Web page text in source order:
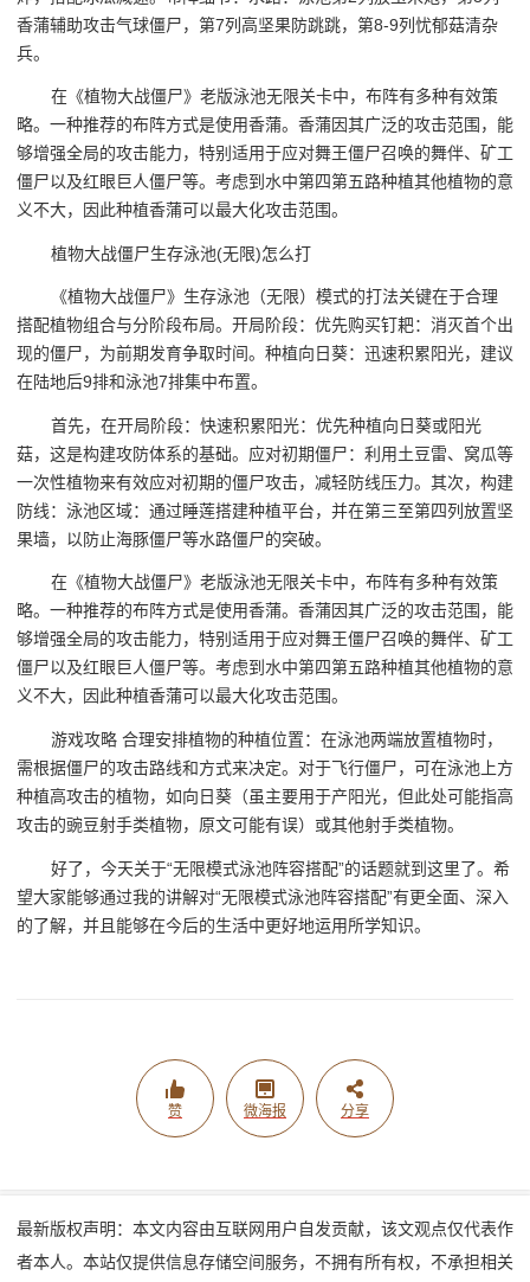
香蒲辅助攻击气球僵尸，第7列高坚果防跳跳，第8-9列忧郁菇清杂
兵。
在《植物大战僵尸》老版泳池无限关卡中，布阵有多种有效策
略。一种推荐的布阵方式是使用香蒲。香蒲因其广泛的攻击范围，能
够增强全局的攻击能力，特别适用于应对舞王僵尸召唤的舞伴、矿工
僵尸以及红眼巨人僵尸等。考虑到水中第四第五路种植其他植物的意
义不大，因此种植香蒲可以最大化攻击范围。
植物大战僵尸生存泳池(无限)怎么打
《植物大战僵尸》生存泳池（无限）模式的打法关键在于合理
搭配植物组合与分阶段布局。开局阶段：优先购买钉耙：消灭首个出
现的僵尸，为前期发育争取时间。种植向日葵：迅速积累阳光，建议
在陆地后9排和泳池7排集中布置。
首先，在开局阶段：快速积累阳光：优先种植向日葵或阳光
菇，这是构建攻防体系的基础。应对初期僵尸：利用土豆雷、窝瓜等
一次性植物来有效应对初期的僵尸攻击，减轻防线压力。其次，构建
防线：泳池区域：通过睡莲搭建种植平台，并在第三至第四列放置坚
果墙，以防止海豚僵尸等水路僵尸的突破。
在《植物大战僵尸》老版泳池无限关卡中，布阵有多种有效策
略。一种推荐的布阵方式是使用香蒲。香蒲因其广泛的攻击范围，能
够增强全局的攻击能力，特别适用于应对舞王僵尸召唤的舞伴、矿工
僵尸以及红眼巨人僵尸等。考虑到水中第四第五路种植其他植物的意
义不大，因此种植香蒲可以最大化攻击范围。
游戏攻略 合理安排植物的种植位置：在泳池两端放置植物时，
需根据僵尸的攻击路线和方式来决定。对于飞行僵尸，可在泳池上方
种植高攻击的植物，如向日葵（虽主要用于产阳光，但此处可能指高
攻击的豌豆射手类植物，原文可能有误）或其他射手类植物。
好了，今天关于“无限模式泳池阵容搭配”的话题就到这里了。希
望大家能够通过我的讲解对“无限模式泳池阵容搭配”有更全面、深入
的了解，并且能够在今后的生活中更好地运用所学知识。
赞 微海报 分享
最新版权声明：本文内容由互联网用户自发贡献，该文观点仅代表作
者本人。本站仅提供信息存储空间服务，不拥有所有权，不承担相关